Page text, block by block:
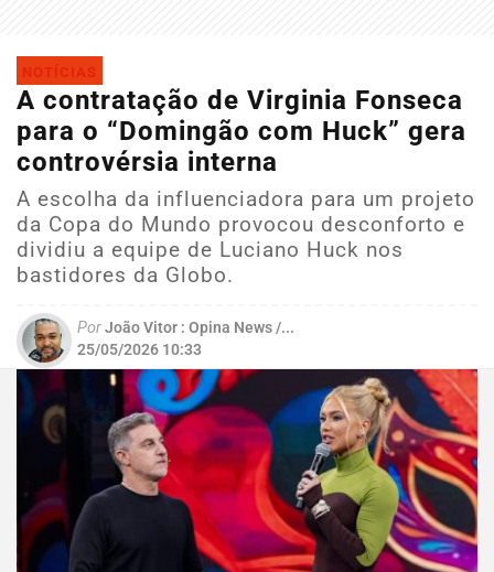
NOTÍCIAS
A contratação de Virginia Fonseca
para o “Domingão com Huck” gera
controvérsia interna
A escolha da influenciadora para um projeto
da Copa do Mundo provocou desconforto e
dividiu a equipe de Luciano Huck nos
bastidores da Globo.
PorJoão Vitor : Opina News /...
25/05/2026 10:33